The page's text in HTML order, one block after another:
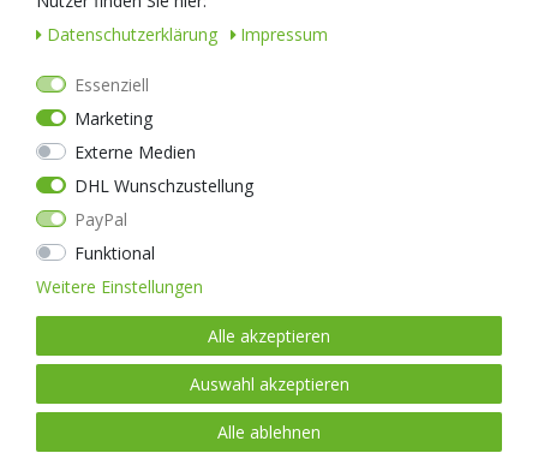
NEXTORCH WL11 taktische Waffenlampe 650 Lumen für
Daten­schutz­erklärung
Impressum
Essenziell
Marketing
Externe Medien
DHL Wunschzustellung
PayPal
Funktional
Weitere Einstellungen
Alle akzeptieren
Auswahl akzeptieren
Alle ablehnen